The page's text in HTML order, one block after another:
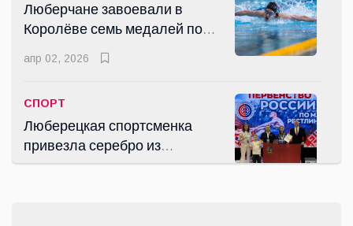
Люберчане завоевали в
Королёве семь медалей по
апр 02, 2026
СПОРТ
Люберецкая спортсменка
привезла серебро из
Чебоксар